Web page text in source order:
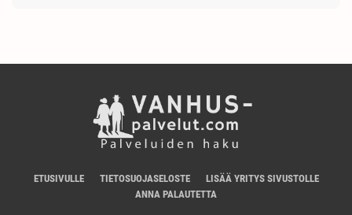
ETUSIVULLE TIETOSUOJASELOSTE
LISÄÄ YRITYS SIVUSTOLLE
ANNA PALAUTETTA